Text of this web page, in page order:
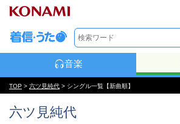
音楽
TOP > 六ツ見純代 > シングル一覧【新曲順】
六ツ見純代